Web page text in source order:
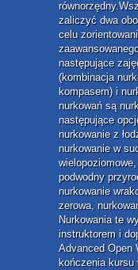
zaliczyć dwa
celu
następujące
(kombinacja
kompasem) i
nurkowań są
następujące
nurkowanie z
nurkowanie w
podwodny
nurkowanie
zerowa,
Nurkowania te
instruktorem i
Advanced Open
kończenia